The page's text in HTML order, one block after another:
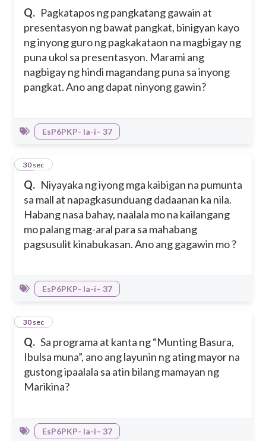
Q. Pagkatapos ng pangkatang gawain at
presentasyon ng bawat pangkat, binigyan kayo
ng inyong guro ng pagkakataon na magbigay ng
puna ukol sa presentasyon. Marami ang
nagbigay ng hindi magandang puna sa inyong
pangkat. Ano ang dapat ninyong gawin?
EsP6PKP- Ia-i– 37
Q. Niyayaka ng iyong mga kaibigan na pumunta
sa mall at napagkasunduang dadaanan ka nila.
Habang nasa bahay, naalala mo na kailangang
mo palang mag-aral para sa mahabang
pagsusulit kinabukasan. Ano ang gagawin mo ?
10
30 sec
EsP6PKP- Ia-i– 37
Q. Sa programa at kanta ng “Munting Basura,
Ibulsa muna”, ano ang layunin ng ating mayor na
gustong ipaalala sa atin bilang mamayan ng
Marikina?
11
30 sec
EsP6PKP- Ia-i– 37